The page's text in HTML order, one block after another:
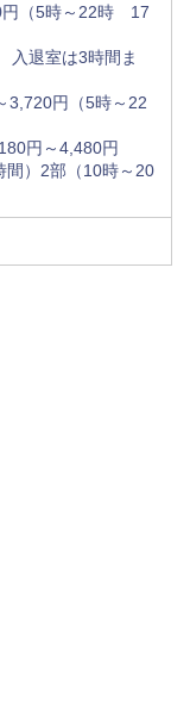
（5時～22時 17
入退室は3時間ま
円（5時～22
円～4,480円
）2部（10時～20